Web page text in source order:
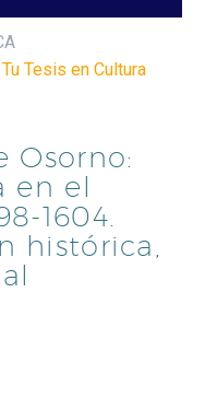
Tesis en Cultura
Osorno:
en el
1604.
histórica,